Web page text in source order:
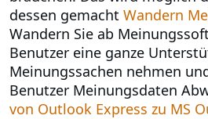
dessen gemacht Wandern
Wandern Sie ab
Benutzer eine ganze
Meinungssachen nehmen
Benutzer Meinungsdaten
von Outlook Express zu MS